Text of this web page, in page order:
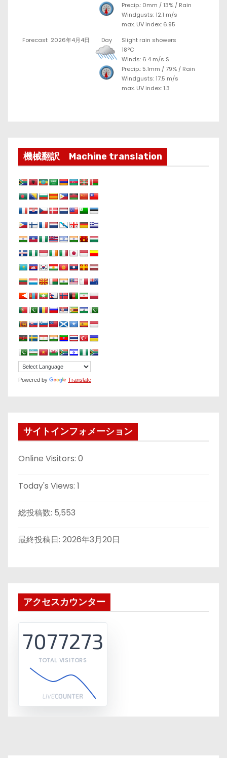
Precip.: 0mm / 13% / Rain
Windgusts: 12.1 m/s
max. UV index: 6.95
Forecast 2026年4月4日 Day
Slight rain showers
18°C
Winds: 6.4 m/s S
Precip.: 5.1mm /79% / Rain
Windgusts: 17.5 m/s
max. UV index: 1.3
機械翻訳 Machine translation
Powered by Translate
サイトインフォメーション
Online Visitors: 0
Today's Views: 1
総投稿数: 5,553
最終投稿日: 2026年3月20日
アクセスカウンター
7077273
TOTAL VISITORS